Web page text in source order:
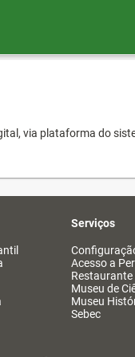
via plataforma do
Serviços
Acesso a
Museu de
Museu
Sebec